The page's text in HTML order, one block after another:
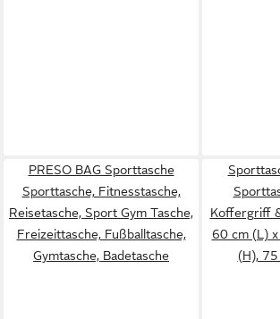
PRESO BAG Sporttasche
Sporttasche, Fitnesstasche,
Reisetasche, Sport Gym Tasche,
Freizeittasche, Fußballtasche,
Gymtasche, Badetasche
Koffergriff
60 cm (L)
(H),